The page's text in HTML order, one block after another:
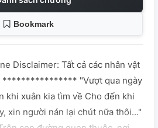
Bookmark
Disclaimer: Tất cả các nhân vật
**************** "Vượt qua ngày
khi xuân kia tìm về Cho đến khi
xin người nán lại chút nữa thôi..."